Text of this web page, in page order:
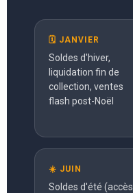
🗓 JANVIER
Soldes d'hiver,
liquidation fin de
collection, ventes
flash post-Noël
☀️ JUIN
Soldes d'été (accès